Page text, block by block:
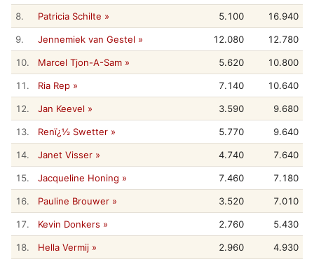
8. Patricia Schilte » 5.100 16.940
9. Jennemiek van Gestel » 12.080 12.780
10. Marcel Tjon-A-Sam » 5.620 10.800
11. Ria Rep » 7.140 10.640
12. Jan Keevel » 3.590 9.680
13. Renï¿½ Swetter » 5.770 9.640
14. Janet Visser » 4.740 7.640
15. Jacqueline Honing » 7.460 7.180
16. Pauline Brouwer » 3.520 7.010
17. Kevin Donkers » 2.760 5.430
18. Hella Vermij » 2.960 4.930